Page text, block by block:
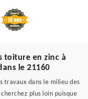
toiture en zinc à
le 21160
travaux dans le milieu des
plus loin puisque